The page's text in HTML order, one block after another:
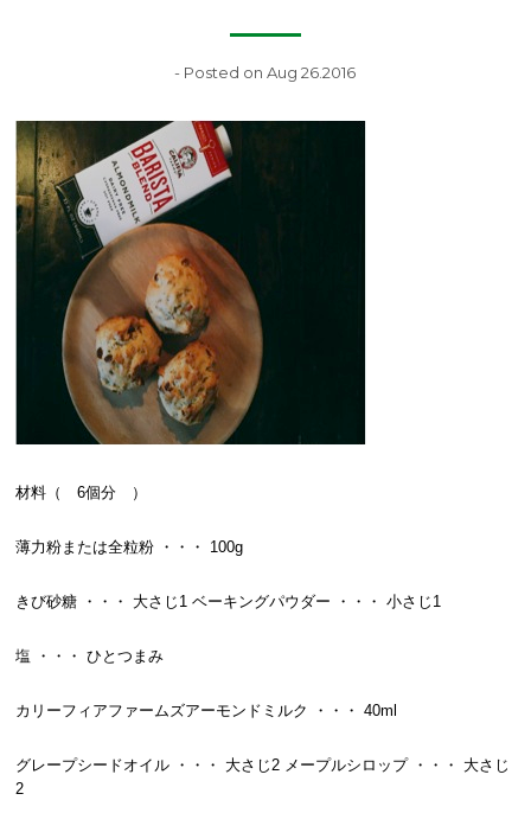
- Posted on Aug 26.2016
材料（ 6個分 ）
薄力粉または全粒粉 ・・・ 100g
きび砂糖 ・・・ 大さじ1 ベーキングパウダー ・・・ 小さじ1
塩 ・・・ ひとつまみ
カリーフィアファームズアーモンドミルク ・・・ 40ml
グレープシードオイル ・・・ 大さじ2 メープルシロップ ・・・ 大さじ
2